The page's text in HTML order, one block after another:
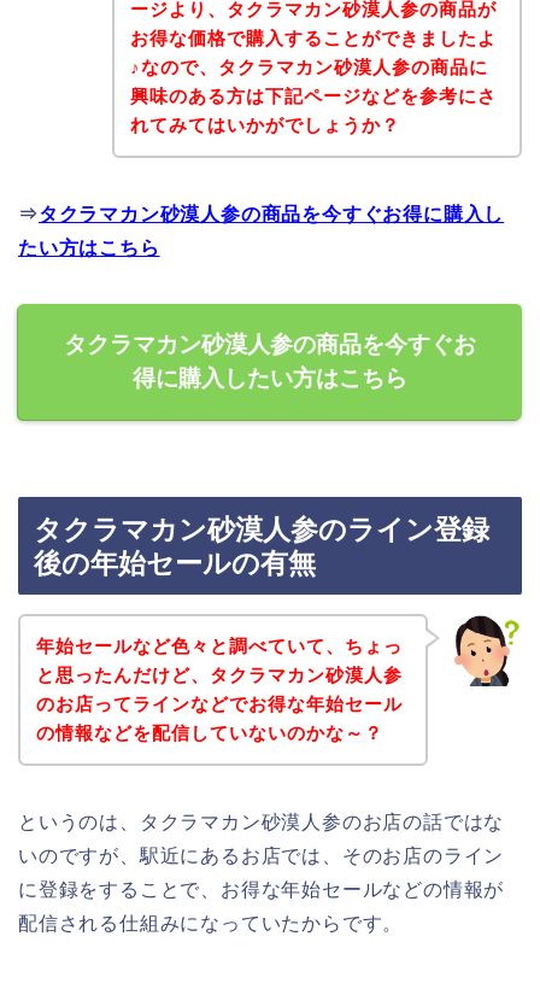
ージより、タクラマカン砂漠人参の商品が
お得な価格で購入することができましたよ
♪なので、タクラマカン砂漠人参の商品に
興味のある方は下記ページなどを参考にさ
れてみてはいかがでしょうか？
⇒タクラマカン砂漠人参の商品を今すぐお得に購入し
たい方はこちら
タクラマカン砂漠人参の商品を今すぐお
得に購入したい方はこちら
タクラマカン砂漠人参のライン登録
後の年始セールの有無
年始セールなど色々と調べていて、ちょっ
と思ったんだけど、タクラマカン砂漠人参
のお店ってラインなどでお得な年始セール
の情報などを配信していないのかな～？
というのは、タクラマカン砂漠人参のお店の話ではな
いのですが、駅近にあるお店では、そのお店のライン
に登録をすることで、お得な年始セールなどの情報が
配信される仕組みになっていたからです。